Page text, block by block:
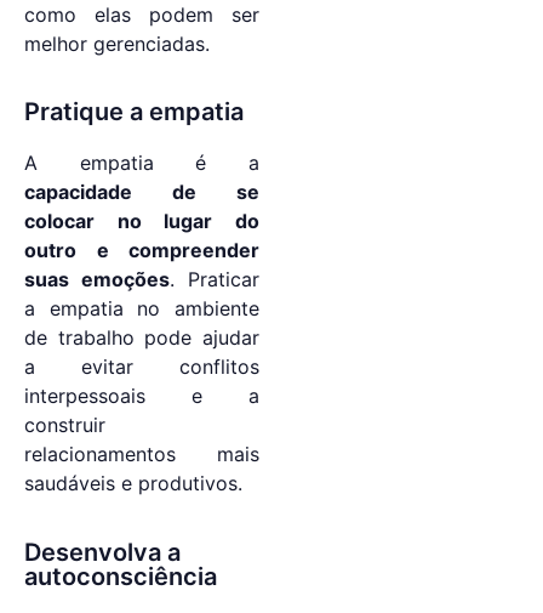
como elas podem ser
melhor gerenciadas.
Pratique a empatia
A empatia é a
capacidade de se
colocar no lugar do
outro e compreender
suas emoções. Praticar
a empatia no ambiente
de trabalho pode ajudar
a evitar conflitos
interpessoais e a
construir
relacionamentos mais
saudáveis e produtivos.
Desenvolva a
autoconsciência